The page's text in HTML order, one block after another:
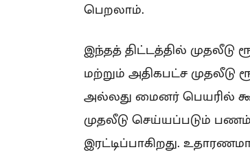
பெறலாம்.
இந்தத் திட்டத்தில் முதலீடு
மற்றும் அதிகபட்ச
அல்லது மைனர் பெயரில்
முதலீடு செய்யப்படும்
இரட்டிப்பாகிறது.